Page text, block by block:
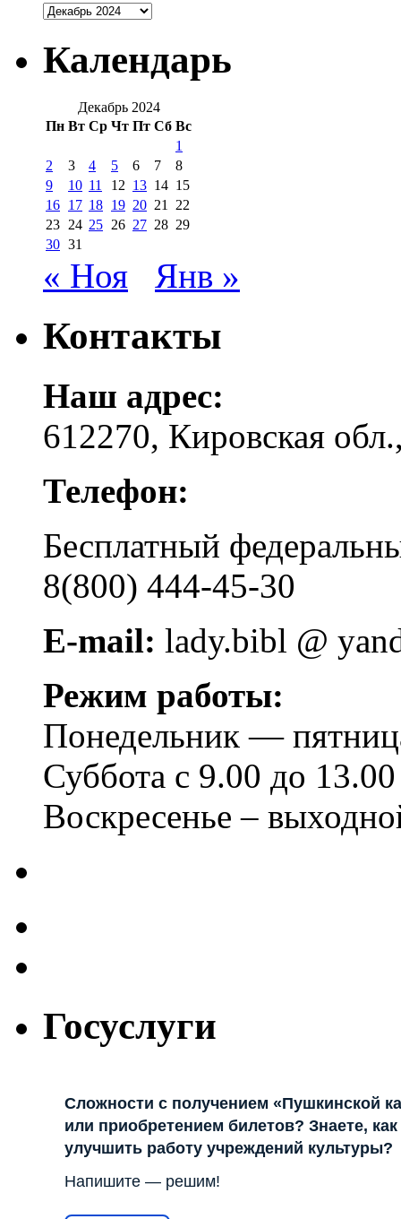
Архивы
Календарь
Декабрь 2024
Пн Вт Ср Чт Пт Сб Вс
1
2
3 4 5 6 7
8
9
10 11 12 13 14 15
16 17 18 19 20 21
22
23 24 25 26 27 28 29
30 31
« Ноя Янв »
Контакты
Наш адрес:
612270, Кировская
Телефон:
Бесплатный
8(800) 444-45-30
E-mail: lady.bibl @
Режим работы:
Понедельник —
Суббота с 9.00 до 13.00
Воскресенье –
Госуслуги
Сложности с получением «Пушкинской
или приобретением билетов? Знаете, как
улучшить работу учреждений культуры?
Напишите — решим!